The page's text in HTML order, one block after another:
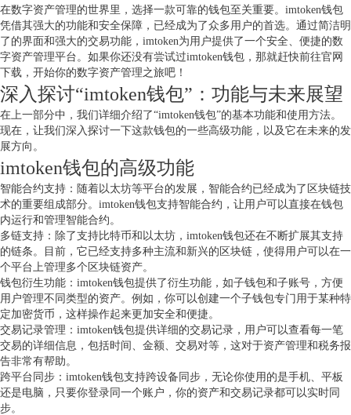
在数字资产管理的世界里，选择一款可靠的钱包至关重要。imtoken钱包
凭借其强大的功能和安全保障，已经成为了众多用户的首选。通过简洁明
了的界面和强大的交易功能，imtoken为用户提供了一个安全、便捷的数
字资产管理平台。如果你还没有尝试过imtoken钱包，那就赶快前往官网
下载，开始你的数字资产管理之旅吧！
深入探讨“imtoken钱包”：功能与未来展望
在上一部分中，我们详细介绍了“imtoken钱包”的基本功能和使用方法。
现在，让我们深入探讨一下这款钱包的一些高级功能，以及它在未来的发
展方向。
imtoken钱包的高级功能
智能合约支持：随着以太坊等平台的发展，智能合约已经成为了区块链技
术的重要组成部分。imtoken钱包支持智能合约，让用户可以直接在钱包
内运行和管理智能合约。
多链支持：除了支持比特币和以太坊，imtoken钱包还在不断扩展其支持
的链条。目前，它已经支持多种主流和新兴的区块链，使得用户可以在一
个平台上管理多个区块链资产。
钱包衍生功能：imtoken钱包提供了衍生功能，如子钱包和子账号，方便
用户管理不同类型的资产。例如，你可以创建一个子钱包专门用于某种特
定加密货币，这样操作起来更加安全和便捷。
交易记录管理：imtoken钱包提供详细的交易记录，用户可以查看每一笔
交易的详细信息，包括时间、金额、交易对等，这对于资产管理和税务报
告非常有帮助。
跨平台同步：imtoken钱包支持跨设备同步，无论你使用的是手机、平板
还是电脑，只要你登录同一个账户，你的资产和交易记录都可以实时同
步。